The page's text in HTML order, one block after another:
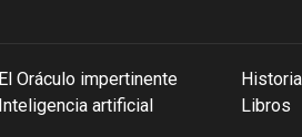
El Oráculo impertinente
Inteligencia artificial
Historia
Libros